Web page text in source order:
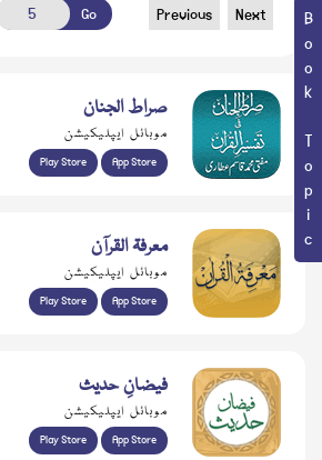
Book Topic
Go Previous Next
صراط الجنان
موبائل ایپلیکیشن
Play Store App Store
معرفۃ القرآن
موبائل ایپلیکیشن
Play Store App Store
فیضانِ حدیث
موبائل ایپلیکیشن
Play Store App Store